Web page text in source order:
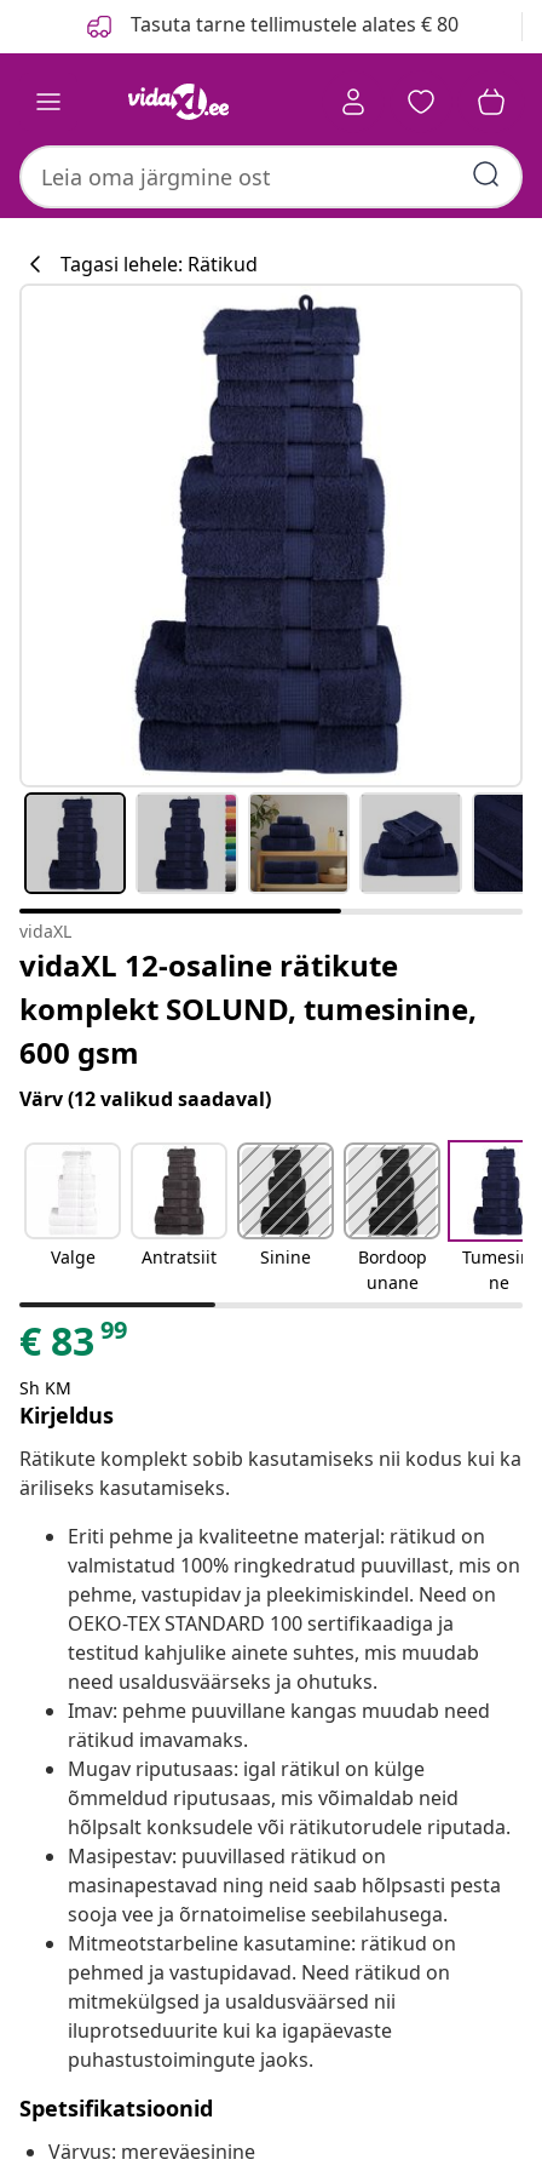
Tasuta tarne tellimustele alates € 80
#sharemevidaxl
Tagasi lehele: Rätikud
vidaXL
vidaXL 12-osaline rätikute
komplekt SOLUND, tumesinine,
600 gsm
Värv(12 valikud saadaval)
Valge Antratsiit Sinine
Bordoop
unane
Tumesini
ne
€ 83 99
Sh KM
Kirjeldus
Rätikute komplekt sobib kasutamiseks nii kodus kui ka
äriliseks kasutamiseks.
Eriti pehme ja kvaliteetne materjal: rätikud on
valmistatud 100% ringkedratud puuvillast, mis on
pehme, vastupidav ja pleekimiskindel. Need on
OEKO-TEX STANDARD 100 sertifikaadiga ja
testitud kahjulike ainete suhtes, mis muudab
need usaldusväärseks ja ohutuks.
Imav: pehme puuvillane kangas muudab need
rätikud imavamaks.
Mugav riputusaas: igal rätikul on külge
õmmeldud riputusaas, mis võimaldab neid
hõlpsalt konksudele või rätikutorudele riputada.
Masipestav: puuvillased rätikud on
masinapestavad ning neid saab hõlpsasti pesta
sooja vee ja õrnatoimelise seebilahusega.
Mitmeotstarbeline kasutamine: rätikud on
pehmed ja vastupidavad. Need rätikud on
mitmekülgsed ja usaldusväärsed nii
iluprotseduurite kui ka igapäevaste
puhastustoimingute jaoks.
Spetsifikatsioonid
Värvus: mereväesinine